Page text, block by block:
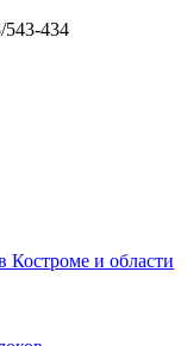
543-434
Костроме и области